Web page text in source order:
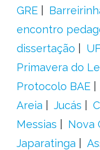
GRE
encontro
dissertação
Primavera do
Protocolo BAE
Areia
Jucás
Messias
Nova
Japaratinga